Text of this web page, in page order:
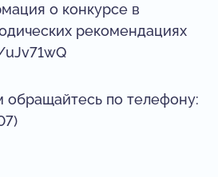
о конкурсе в
рекомендациях
обращайтесь по телефону: